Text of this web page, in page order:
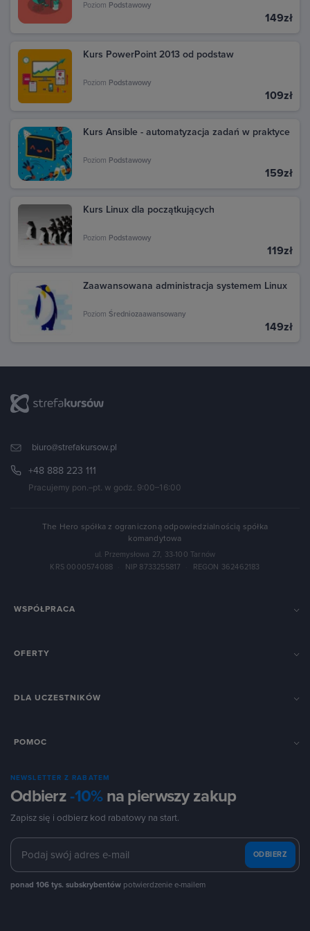
zakupu. W sekcji Aktywność znajdziesz wszystkie
Poziom Podstawowy
149zł
Kurs PowerPoint 2013 od podstaw
Poziom Podstawowy
109zł
Kurs Ansible - automatyzacja zadań w praktyce
Poziom Podstawowy
159zł
Kurs Linux dla początkujących
Poziom Podstawowy
119zł
Zaawansowana administracja systemem Linux
Poziom Średniozaawansowany
149zł
biuro@strefakursow.pl
+48 888 223 111
Pracujemy pon.–pt. w godz. 9:00–16:00
The Hero spółka z ograniczoną odpowiedzialnością spółka
komandytowa
ul. Przemysłowa 27, 33-100 Tarnów
KRS 0000574088
NIP 8733255817 REGON 362462183
WSPÓŁPRACA
OFERTY
DLA UCZESTNIKÓW
POMOC
NEWSLETTER Z RABATEM
Odbierz-10%na pierwszy zakup
Zapisz się i odbierz kod rabatowy na start.
ODBIERZ
ponad 106 tys. subskrybentów potwierdzenie e-mailem